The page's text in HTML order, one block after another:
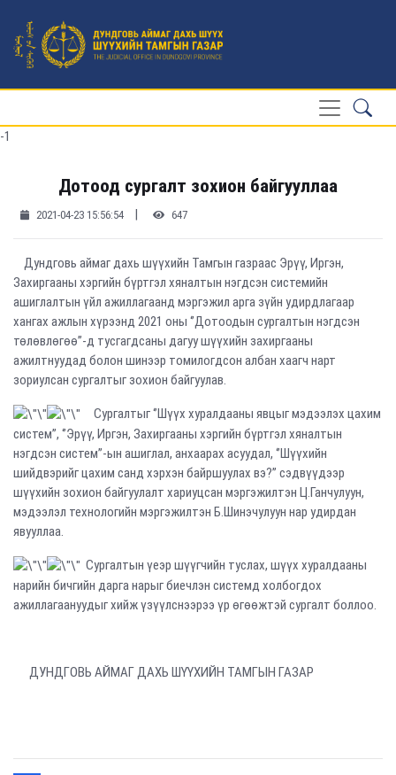
-1
Дотоод сургалт зохион байгууллаа
2021-04-23 15:56:54 | 647
Дундговь аймаг дахь шүүхийн Тамгын газраас Эрүү, Иргэн,
Захиргааны хэргийн бүртгэл хяналтын нэгдсэн системийн
ашиглалтын үйл ажиллагаанд мэргэжил арга зүйн удирдлагаар
хангах ажлын хүрээнд 2021 оны ‘’Дотоодын сургалтын нэгдсэн
төлөвлөгөө’’-д тусгагдсаны дагуу шүүхийн захиргааны
ажилтнуудад болон шинээр томилогдсон албан хаагч нарт
зориулсан сургалтыг зохион байгуулав.
Сургалтыг ‘’Шүүх хуралдааны явцыг мэдээлэх цахим
систем’’, ‘’Эрүү, Иргэн, Захиргааны хэргийн бүртгэл хяналтын
нэгдсэн систем’’-ын ашиглал, анхаарах асуудал, ‘’Шүүхийн
шийдвэрийг цахим санд хэрхэн байршуулах вэ?’’ сэдвүүдээр
шүүхийн зохион байгуулалт хариуцсан мэргэжилтэн Ц.Ганчулуун,
мэдээлэл технологийн мэргэжилтэн Б.Шинэчулуун нар удирдан
явууллаа.
Сургалтын үеэр шүүгчийн туслах, шүүх хуралдааны
нарийн бичгийн дарга нарыг биечлэн системд холбогдох
ажиллагаануудыг хийж үзүүлснээрээ үр өгөөжтэй сургалт боллоо.
ДУНДГОВЬ АЙМАГ ДАХЬ ШҮҮХИЙН ТАМГЫН ГАЗАР